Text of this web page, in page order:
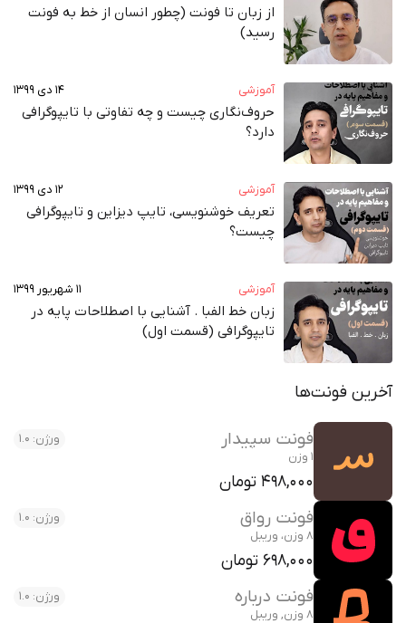
از زبان تا فونت (چطور انسان از خط به فونت‌
رسید)
آموزشی ۱۴ دی ۱۳۹۹
حروف‌نگاری چیست و چه تفاوتی با تایپوگرافی
دارد؟
آموزشی ۱۲ دی ۱۳۹۹
تعریف خوشنویسی، تایپ دیزاین و تایپوگرافی
چیست؟
آموزشی ۱۱ شهریور ۱۳۹۹
زبان خط الفبا . آشنایی با اصطلاحات پایه در
تایپوگرافی (قسمت اول)
آخرین فونت‌ها
فونت سپیدار
ورژن: 1.0
1 وزن
498,000 تومان
فونت رواق
ورژن: 1.0
8 وزن، وریبل
698,000 تومان
فونت درباره
ورژن: 1.0
8 وزن, وریبل